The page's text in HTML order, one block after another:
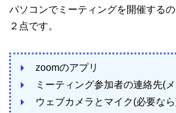
パソコンでミーティングを開催する
２点です。
zoomのアプリ
ミーティング参加者の連絡先(
ウェブカメラとマイク(必要な